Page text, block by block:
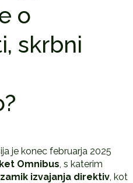
o
skrbni
je konec februarja 2025
Omnibus, s katerim
izvajanja direktiv, kot